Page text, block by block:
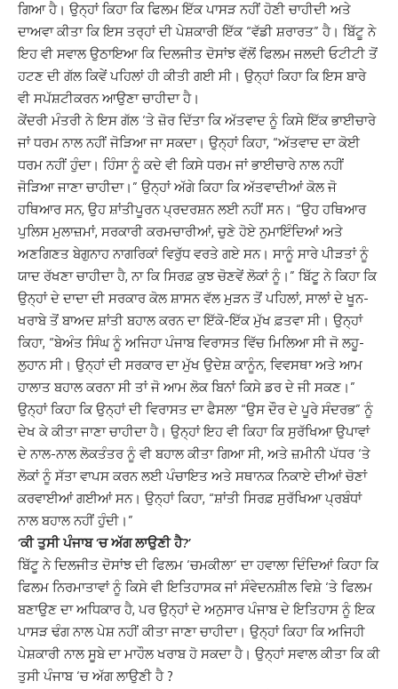
ਗਿਆ ਹੈ। ਉਨ੍ਹਾਂ ਕਿਹਾ ਕਿ ਫਿਲਮ ਇੱਕ ਪਾਸੜ ਨਹੀਂ ਹੋਣੀ ਚਾਹੀਦੀ ਅਤੇ
ਦਾਅਵਾ ਕੀਤਾ ਕਿ ਇਸ ਤਰ੍ਹਾਂ ਦੀ ਪੇਸ਼ਕਾਰੀ ਇੱਕ “ਵੱਡੀ ਸ਼ਰਾਰਤ” ਹੈ। ਬਿੱਟੂ ਨੇ
ਇਹ ਵੀ ਸਵਾਲ ਉਠਾਇਆ ਕਿ ਦਿਲਜੀਤ ਦੋਸਾਂਝ ਵੱਲੋਂ ਫਿਲਮ ਜਲਦੀ ਓਟੀਟੀ ਤੋਂ
ਹਟਣ ਦੀ ਗੱਲ ਕਿਵੇਂ ਪਹਿਲਾਂ ਹੀ ਕੀਤੀ ਗਈ ਸੀ। ਉਨ੍ਹਾਂ ਕਿਹਾ ਕਿ ਇਸ ਬਾਰੇ
ਵੀ ਸਪੱਸ਼ਟੀਕਰਨ ਆਉਣਾ ਚਾਹੀਦਾ ਹੈ।
ਕੇਂਦਰੀ ਮੰਤਰੀ ਨੇ ਇਸ ਗੱਲ ‘ਤੇ ਜ਼ੋਰ ਦਿੱਤਾ ਕਿ ਅੱਤਵਾਦ ਨੂੰ ਕਿਸੇ ਇੱਕ ਭਾਈਚਾਰੇ
ਜਾਂ ਧਰਮ ਨਾਲ ਨਹੀਂ ਜੋੜਿਆ ਜਾ ਸਕਦਾ। ਉਨ੍ਹਾਂ ਕਿਹਾ, “ਅੱਤਵਾਦ ਦਾ ਕੋਈ
ਧਰਮ ਨਹੀਂ ਹੁੰਦਾ। ਹਿੰਸਾ ਨੂੰ ਕਦੇ ਵੀ ਕਿਸੇ ਧਰਮ ਜਾਂ ਭਾਈਚਾਰੇ ਨਾਲ ਨਹੀਂ
ਜੋੜਿਆ ਜਾਣਾ ਚਾਹੀਦਾ।” ਉਨ੍ਹਾਂ ਅੱਗੇ ਕਿਹਾ ਕਿ ਅੱਤਵਾਦੀਆਂ ਕੋਲ ਜੋ
ਹਥਿਆਰ ਸਨ, ਉਹ ਸ਼ਾਂਤੀਪੂਰਨ ਪ੍ਰਦਰਸ਼ਨ ਲਈ ਨਹੀਂ ਸਨ। “ਉਹ ਹਥਿਆਰ
ਪੁਲਿਸ ਮੁਲਾਜ਼ਮਾਂ, ਸਰਕਾਰੀ ਕਰਮਚਾਰੀਆਂ, ਚੁਣੇ ਹੋਏ ਨੁਮਾਇੰਦਿਆਂ ਅਤੇ
ਅਣਗਿਣਤ ਬੇਗੁਨਾਹ ਨਾਗਰਿਕਾਂ ਵਿਰੁੱਧ ਵਰਤੇ ਗਏ ਸਨ। ਸਾਨੂੰ ਸਾਰੇ ਪੀੜਤਾਂ ਨੂੰ
ਯਾਦ ਰੱਖਣਾ ਚਾਹੀਦਾ ਹੈ, ਨਾ ਕਿ ਸਿਰਫ਼ ਕੁਝ ਚੋਣਵੇਂ ਲੋਕਾਂ ਨੂੰ।” ਬਿੱਟੂ ਨੇ ਕਿਹਾ ਕਿ
ਉਨ੍ਹਾਂ ਦੇ ਦਾਦਾ ਦੀ ਸਰਕਾਰ ਕੋਲ ਸ਼ਾਸਨ ਵੱਲ ਮੁੜਨ ਤੋਂ ਪਹਿਲਾਂ, ਸਾਲਾਂ ਦੇ ਖੂਨ-
ਖਰਾਬੇ ਤੋਂ ਬਾਅਦ ਸ਼ਾਂਤੀ ਬਹਾਲ ਕਰਨ ਦਾ ਇੱਕੋ-ਇੱਕ ਮੁੱਖ ਫ਼ਤਵਾ ਸੀ। ਉਨ੍ਹਾਂ
ਕਿਹਾ, “ਬੇਅੰਤ ਸਿੰਘ ਨੂੰ ਅਜਿਹਾ ਪੰਜਾਬ ਵਿਰਾਸਤ ਵਿੱਚ ਮਿਲਿਆ ਸੀ ਜੋ ਲਹੂ-
ਲੁਹਾਨ ਸੀ। ਉਨ੍ਹਾਂ ਦੀ ਸਰਕਾਰ ਦਾ ਮੁੱਖ ਉਦੇਸ਼ ਕਾਨੂੰਨ, ਵਿਵਸਥਾ ਅਤੇ ਆਮ
ਹਾਲਾਤ ਬਹਾਲ ਕਰਨਾ ਸੀ ਤਾਂ ਜੋ ਆਮ ਲੋਕ ਬਿਨਾਂ ਕਿਸੇ ਡਰ ਦੇ ਜੀ ਸਕਣ।”
ਉਨ੍ਹਾਂ ਕਿਹਾ ਕਿ ਉਨ੍ਹਾਂ ਦੀ ਵਿਰਾਸਤ ਦਾ ਫੈਸਲਾ “ਉਸ ਦੌਰ ਦੇ ਪੂਰੇ ਸੰਦਰਭ” ਨੂੰ
ਦੇਖ ਕੇ ਕੀਤਾ ਜਾਣਾ ਚਾਹੀਦਾ ਹੈ। ਉਨ੍ਹਾਂ ਇਹ ਵੀ ਕਿਹਾ ਕਿ ਸੁਰੱਖਿਆ ਉਪਾਵਾਂ
ਦੇ ਨਾਲ-ਨਾਲ ਲੋਕਤੰਤਰ ਨੂੰ ਵੀ ਬਹਾਲ ਕੀਤਾ ਗਿਆ ਸੀ, ਅਤੇ ਜ਼ਮੀਨੀ ਪੱਧਰ ‘ਤੇ
ਲੋਕਾਂ ਨੂੰ ਸੱਤਾ ਵਾਪਸ ਕਰਨ ਲਈ ਪੰਚਾਇਤ ਅਤੇ ਸਥਾਨਕ ਨਿਕਾਏ ਦੀਆਂ ਚੋਣਾਂ
ਕਰਵਾਈਆਂ ਗਈਆਂ ਸਨ। ਉਨ੍ਹਾਂ ਕਿਹਾ, “ਸ਼ਾਂਤੀ ਸਿਰਫ਼ ਸੁਰੱਖਿਆ ਪ੍ਰਬੰਧਾਂ
ਨਾਲ ਬਹਾਲ ਨਹੀਂ ਹੁੰਦੀ।”
‘ਕੀ ਤੁਸੀ ਪੰਜਾਬ ‘ਚ ਅੱਗ ਲਾਉਣੀ ਹੈ?’
ਬਿੱਟੂ ਨੇ ਦਿਲਜੀਤ ਦੋਸਾਂਝ ਦੀ ਫਿਲਮ ‘ਚਮਕੀਲਾ’ ਦਾ ਹਵਾਲਾ ਦਿੰਦਿਆਂ ਕਿਹਾ ਕਿ
ਫਿਲਮ ਨਿਰਮਾਤਾਵਾਂ ਨੂੰ ਕਿਸੇ ਵੀ ਇਤਿਹਾਸਕ ਜਾਂ ਸੰਵੇਦਨਸ਼ੀਲ ਵਿਸ਼ੇ ‘ਤੇ ਫਿਲਮ
ਬਣਾਉਣ ਦਾ ਅਧਿਕਾਰ ਹੈ, ਪਰ ਉਨ੍ਹਾਂ ਦੇ ਅਨੁਸਾਰ ਪੰਜਾਬ ਦੇ ਇਤਿਹਾਸ ਨੂੰ ਇਕ
ਪਾਸੜ ਢੰਗ ਨਾਲ ਪੇਸ਼ ਨਹੀਂ ਕੀਤਾ ਜਾਣਾ ਚਾਹੀਦਾ। ਉਨ੍ਹਾਂ ਕਿਹਾ ਕਿ ਅਜਿਹੀ
ਪੇਸ਼ਕਾਰੀ ਨਾਲ ਸੂਬੇ ਦਾ ਮਾਹੌਲ ਖਰਾਬ ਹੋ ਸਕਦਾ ਹੈ। ਉਨ੍ਹਾਂ ਸਵਾਲ ਕੀਤਾ ਕਿ ਕੀ
ਤੁਸੀ ਪੰਜਾਬ ‘ਚ ਅੱਗ ਲਾਉਣੀ ਹੈ ?